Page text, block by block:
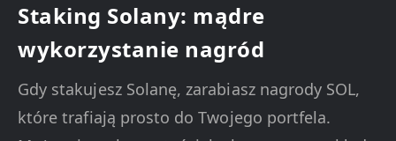
Staking Solany: mądre
wykorzystanie nagród
Gdy stakujesz Solanę, zarabiasz nagrody SOL,
które trafiają prosto do Twojego portfela.